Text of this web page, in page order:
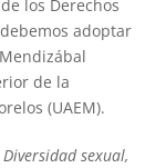
los Derechos
adoptar
de la
(UAEM).
Diversidad sexual,